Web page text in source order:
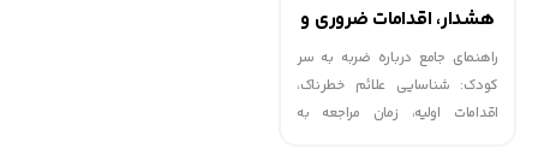
هشدار، اقدامات ضروری و
نکات مهم برای والدین
راهنمای جامع درباره ضربه به سر
کودک: شناسایی علائم خطرناک،
اقدامات اولیه، زمان مراجعه به